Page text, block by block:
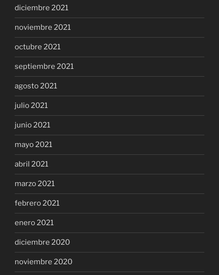
diciembre 2021
noviembre 2021
octubre 2021
septiembre 2021
agosto 2021
julio 2021
junio 2021
mayo 2021
abril 2021
marzo 2021
febrero 2021
enero 2021
diciembre 2020
noviembre 2020